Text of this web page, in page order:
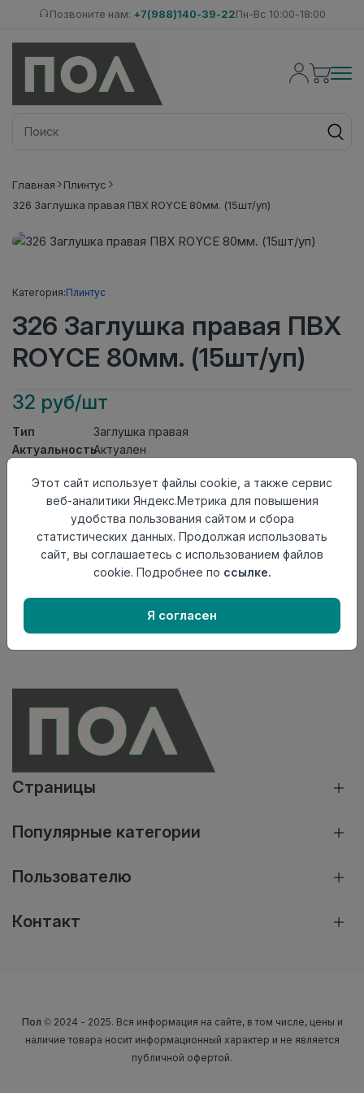
Позвоните нам: +7(988)140-39-22Пн-Вс 10:00-18:00
Главная
Плинтус
326 Заглушка правая ПВХ ROYCE 80мм. (15шт/уп)
Категория:Плинтус
326 Заглушка правая ПВХ
ROYCE 80мм. (15шт/уп)
32 руб/шт
Тип
Заглушка правая
АктуальностьАктуален
Осталось165 шт
Добавить в корзину
Внимание! Внешний вид товара может отличаться от
представленного на настоящем сайте. Проверяйте
в момент приобретения товара.
Страницы
Популярные категории
Пользователю
Контакт
Пол © 2024 - 2025. Вся информация на сайте, в том числе, цены и
наличие товара носит информационный характер и не является
публичной офертой.
Этот сайт использует файлы cookie, а также сервис
веб-аналитики Яндекс.Метрика для повышения
удобства пользования сайтом и сбора
статистических данных. Продолжая использовать
сайт, вы соглашаетесь с использованием файлов
cookie. Подробнее по ссылке.
Я согласен